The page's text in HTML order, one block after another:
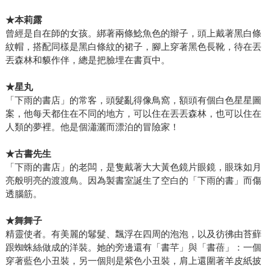
★本莉露
曾經是自在師的女孩。綁著兩條鯰魚色的辮子，頭上戴著黑白條
紋帽，搭配同樣是黑白條紋的裙子，腳上穿著黑色長靴，待在丟
丟森林和貘作伴，總是把臉埋在書頁中。
★星丸
「下雨的書店」的常客，頭髮亂得像鳥窩，額頭有個白色星星圖
案，他每天都住在不同的地方，可以住在丟丟森林，也可以住在
人類的夢裡。他是個瀟灑而漂泊的冒險家！
★古書先生
「下雨的書店」的老闆，是隻戴著大大黃色鏡片眼鏡，眼珠如月
亮般明亮的渡渡鳥。因為製書室誕生了空白的「下雨的書」而傷
透腦筋。
★舞舞子
精靈使者。有美麗的鬈髮、飄浮在四周的泡泡，以及彷彿由苔蘚
跟蜘蛛絲做成的洋裝。她的旁邊還有「書芊」與「書蓓」：一個
穿著藍色小丑裝，另一個則是紫色小丑裝，肩上還圍著羊皮紙披